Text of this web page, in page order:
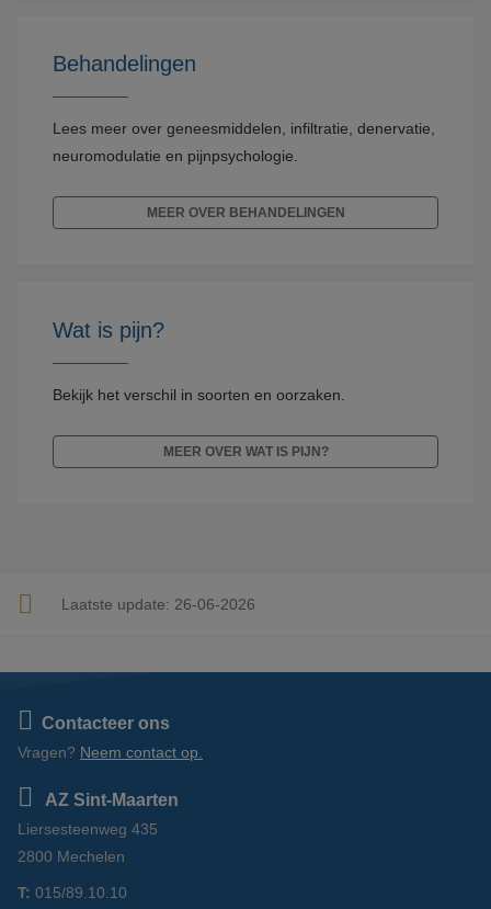
Behandelingen
Lees meer over geneesmiddelen, infiltratie, denervatie,
neuromodulatie en pijnpsychologie.
MEER OVER BEHANDELINGEN
Wat is pijn?
Bekijk het verschil in soorten en oorzaken.
MEER OVER WAT IS PIJN?
Laatste update: 26-06-2026
Contacteer ons
Vragen? Neem contact op.
AZ Sint-Maarten
Liersesteenweg 435
2800 Mechelen
T: 015/89.10.10